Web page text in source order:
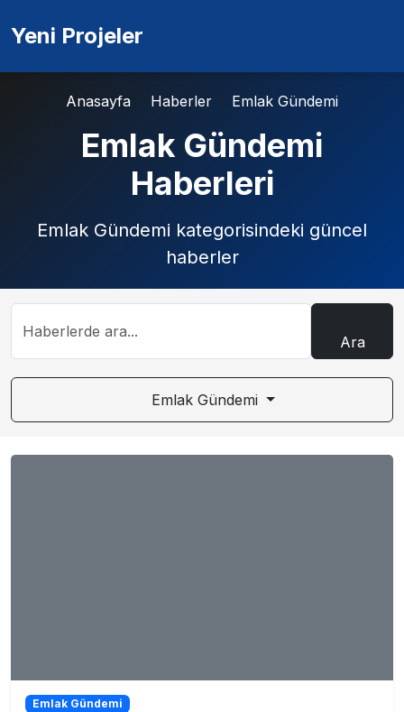
Yeni Projeler
Anasayfa Haberler Emlak Gündemi
Emlak Gündemi
Haberleri
Emlak Gündemi kategorisindeki güncel
haberler
Ara
Emlak Gündemi
Emlak Gündemi